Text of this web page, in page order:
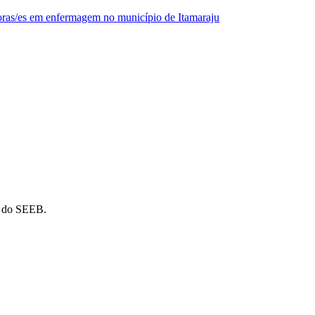
es em enfermagem no município de Itamaraju
SEEB.